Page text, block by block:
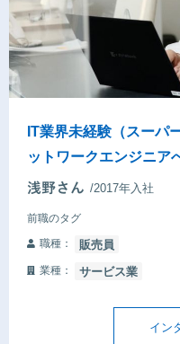
IT業界未経験（スーパ
ットワークエンジニア
/2017年入社
前職のタグ
職種：
販売員
業種： サービス業
イン